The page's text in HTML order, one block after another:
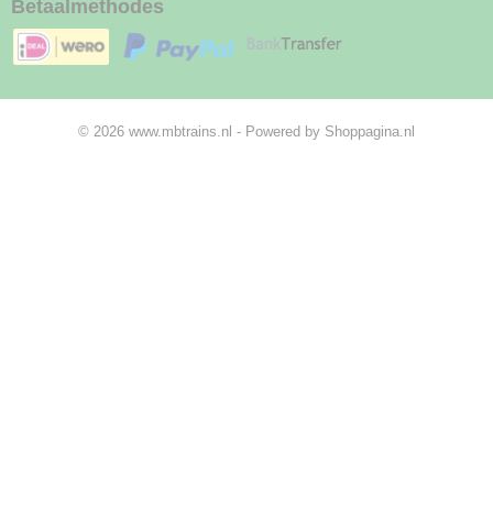
Betaalmethodes
© 2026 www.mbtrains.nl - Powered by Shoppagina.nl